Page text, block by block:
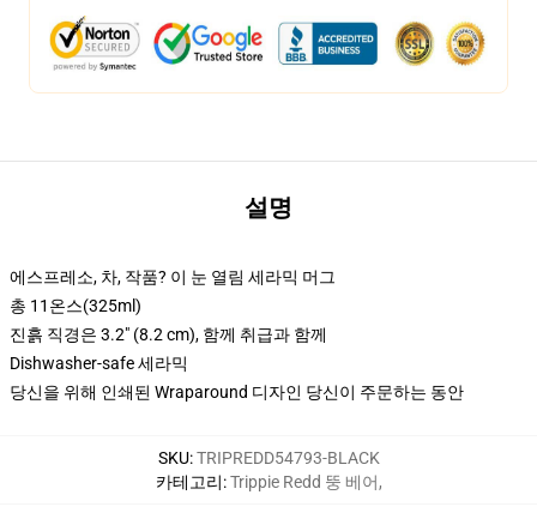
설명
에스프레소, 차, 작품? 이 눈 열림 세라믹 머그
총 11온스(325ml)
진흙 직경은 3.2" (8.2 cm), 함께 취급과 함께
Dishwasher-safe 세라믹
당신을 위해 인쇄된 Wraparound 디자인 당신이 주문하는 동안
SKU:TRIPREDD54793-BLACK
카테고리:Trippie Redd 뚱 베어,